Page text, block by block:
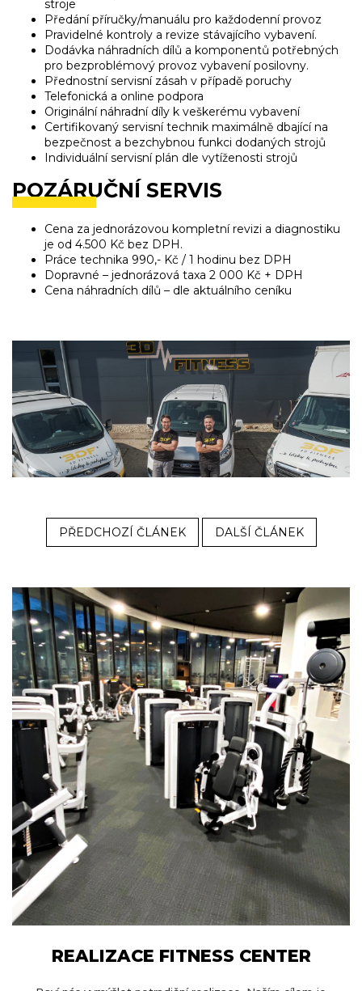
stroje
Předání příručky/manuálu pro každodenní provoz
Pravidelné kontroly a revize stávajícího vybavení.
Dodávka náhradních dílů a komponentů potřebných
pro bezproblémový provoz vybavení posilovny.
Přednostní servisní zásah v případě poruchy
Telefonická a online podpora
Originální náhradní díly k veškerému vybavení
Certifikovaný servisní technik maximálně dbající na
bezpečnost a bezchybnou funkci dodaných strojů
Individuální servisní plán dle vytíženosti strojů
POZÁRUČNÍ SERVIS
Cena za jednorázovou kompletní revizi a diagnostiku
je od 4.500 Kč bez DPH.
Práce technika 990,- Kč / 1 hodinu bez DPH
Dopravné – jednorázová taxa 2 000 Kč + DPH
Cena náhradních dílů – dle aktuálního ceníku
PŘEDCHOZÍ ČLÁNEK DALŠÍ ČLÁNEK
REALIZACE FITNESS CENTER